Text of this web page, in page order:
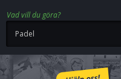
Vad vill du göra?
Padel